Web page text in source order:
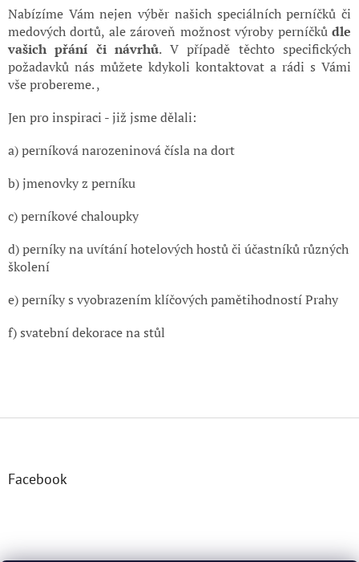
a
c
í
p
r
y
ý
v
á
n
í
Nabízíme Vám nejen výběr našich speciálních perníčků či
medových dortů, ale zároveň možnost výroby perníčků dle
vašich přání či návrhů. V případě těchto specifických
požadavků nás můžete kdykoli kontaktovat a rádi s Vámi
vše probereme. ,
Jen pro inspiraci - již jsme dělali:
a) perníková narozeninová čísla na dort
b) jmenovky z perníku
c) perníkové chaloupky
d) perníky na uvítání hotelových hostů či účastníků různých
školení
e) perníky s vyobrazením klíčových pamětihodností Prahy
f) svatební dekorace na stůl
Z
Facebook